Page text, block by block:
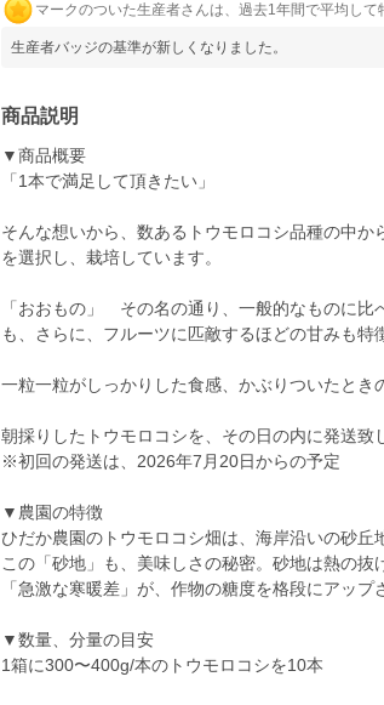
マークのついた生産者さんは、過去1年間で平均して
生産者バッジの基準が新しくなりました。
商品説明
▼商品概要
「1本で満足して頂きたい」
そんな想いから、数あるトウモロコシ品種の中か
を選択し、栽培しています。
「おおもの」 その名の通り、一般的なものに
も、さらに、フルーツに匹敵するほどの甘みも特
一粒一粒がしっかりした食感、かぶりついたとき
朝採りしたトウモロコシを、その日の内に発送致
※初回の発送は、2026年7月20日からの予定
▼農園の特徴
ひだか農園のトウモロコシ畑は、海岸沿いの砂丘
この「砂地」も、美味しさの秘密。砂地は熱の
「急激な寒暖差」が、作物の糖度を格段にアップ
▼数量、分量の目安
1箱に300〜400g/本のトウモロコシを10本